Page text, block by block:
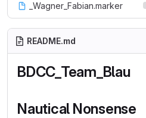
_Wagner_Fabian.marker
README.md
BDCC_Team_Blau
Nautical Nonsense